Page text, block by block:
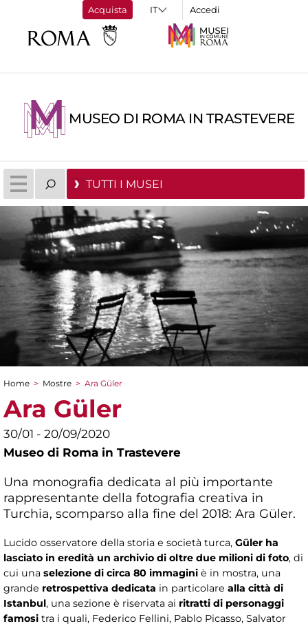
Acquista Accedi
MUSEO DI ROMA IN TRASTEVERE
TUTTI I MUSEI
Tu sei qui
Home > Mostre > Ara Güler
Ara Güler
30/01 - 20/09/2020
Museo di Roma in Trastevere
Una monografia dedicata al più importante
rappresentante della fotografia creativa in
Turchia, scomparso alla fine del 2018: Ara Güler.
Lucido osservatore della storia e società turca, Güler ha
lasciato in eredità un archivio di oltre due milioni di foto, di
cui una selezione di circa 80 immagini è in mostra, una
grande retrospettiva dedicata in particolare alla città di
Istanbul, una sezione è riservata ai ritratti di personaggi
famosi tra i quali, Federico Fellini, Pablo Picasso, Salvator